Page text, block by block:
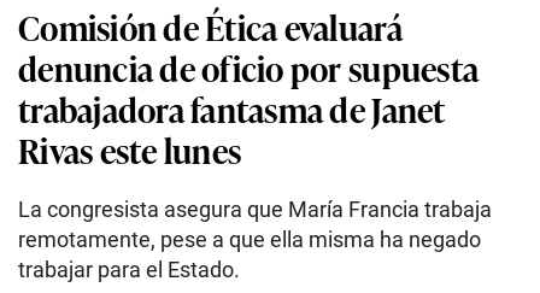
Comisión de Ética evaluará
denuncia de oficio por supuesta
trabajadora fantasma de Janet
Rivas este lunes
La congresista asegura que María Francia trabaja
remotamente, pese a que ella misma ha negado
trabajar para el Estado.